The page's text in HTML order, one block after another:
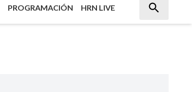
PROGRAMACIÓN HRN LIVE